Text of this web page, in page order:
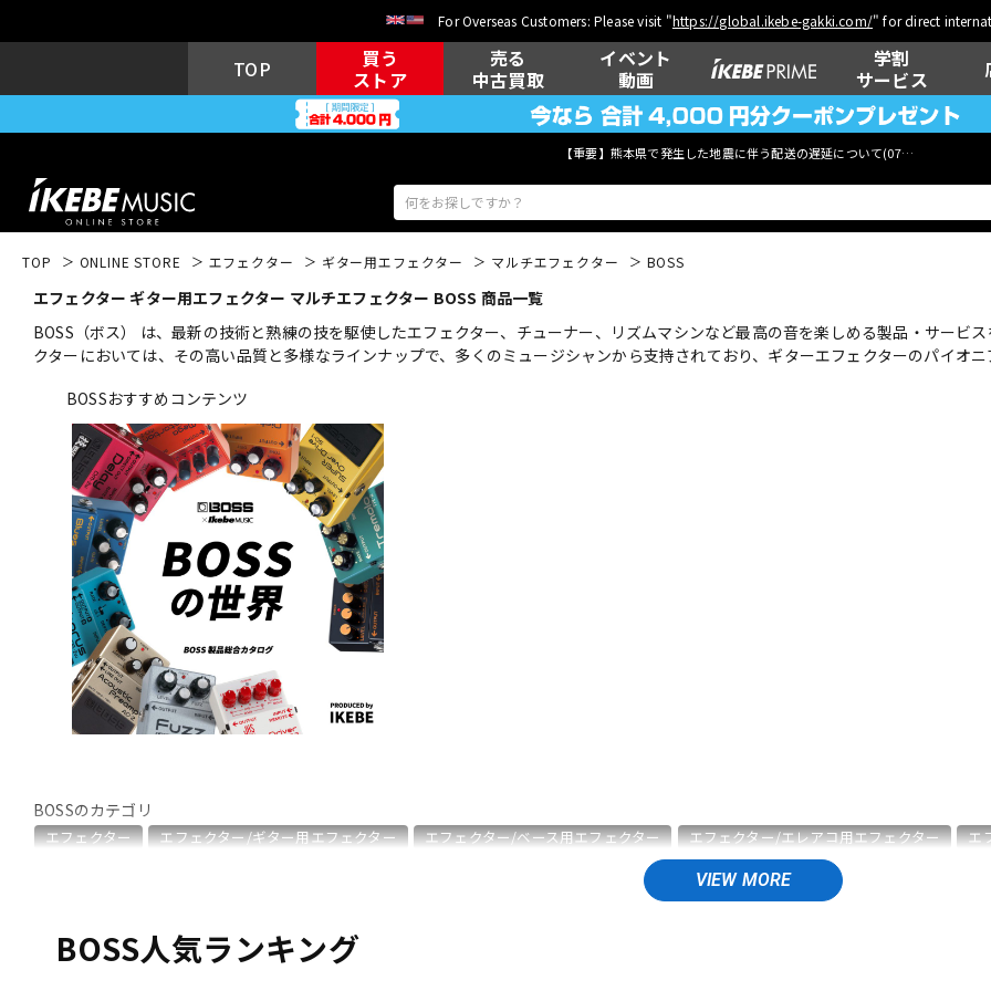
For Overseas Customers: Please visit "https://global.ikebe-gakki.com/" for direct
TOP
買う
ストア
売る
中古買取
イベント
動画
学割
サービス
【重要】熊本県で発生した地震に伴う配送の遅延について(07月29日
アコギ/エレ
アコ
キーボード 電子ピアノ
DJ機器 DTM
中古 ヴィンテージ
TOP ONLINE STORE エフェクター ギター用エフェクター マルチエフェクター BOSS
エフェクター ギター用エフェクター マルチエフェクター BOSS 商品一覧
BOSS（ボス） は、最新の技術と熟練の技を駆使したエフェクター、チューナー、リズムマシンなど最高の音を楽しめる製品・サービ
クターにおいては、その高い品質と多様なラインナップで、多くのミュージシャンから支持されており、ギターエフェクターのパイオ
BOSSおすすめコンテンツ
BOSSのカテゴリ
エフェクター エフェクター/ギター用エフェクター エフェクター/ベース用エフェクター エフェクター/エレアコ用エフェクター
エ
エフェクター/電源周辺機器
配信機器・ライブ機器 楽器アクセサリ
BOSS人気ランキング